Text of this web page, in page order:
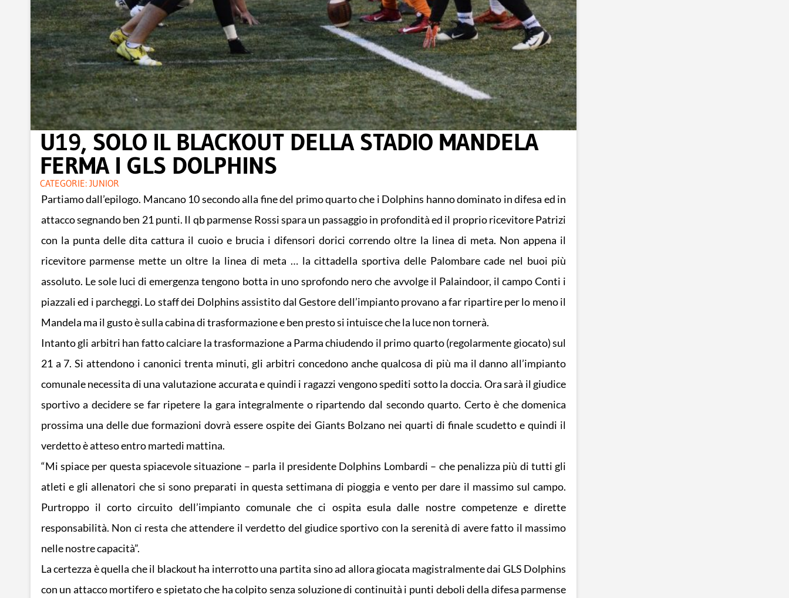
U19, SOLO IL BLACKOUT DELLA STADIO MANDELA
FERMA I GLS DOLPHINS
CATEGORIE: JUNIOR
Partiamo dall’epilogo. Mancano 10 secondo alla fine del primo quarto che i Dolphins hanno dominato in difesa ed in
attacco segnando ben 21 punti. Il qb parmense Rossi spara un passaggio in profondità ed il proprio ricevitore Patrizi
con la punta delle dita cattura il cuoio e brucia i difensori dorici correndo oltre la linea di meta. Non appena il
ricevitore parmense mette un oltre la linea di meta … la cittadella sportiva delle Palombare cade nel buoi più
assoluto. Le sole luci di emergenza tengono botta in uno sprofondo nero che avvolge il Palaindoor, il campo Conti i
piazzali ed i parcheggi. Lo staff dei Dolphins assistito dal Gestore dell’impianto provano a far ripartire per lo meno il
Mandela ma il gusto è sulla cabina di trasformazione e ben presto si intuisce che la luce non tornerà.
Intanto gli arbitri han fatto calciare la trasformazione a Parma chiudendo il primo quarto (regolarmente giocato) sul
21 a 7. Si attendono i canonici trenta minuti, gli arbitri concedono anche qualcosa di più ma il danno all’impianto
comunale necessita di una valutazione accurata e quindi i ragazzi vengono spediti sotto la doccia. Ora sarà il giudice
sportivo a decidere se far ripetere la gara integralmente o ripartendo dal secondo quarto. Certo è che domenica
prossima una delle due formazioni dovrà essere ospite dei Giants Bolzano nei quarti di finale scudetto e quindi il
verdetto è atteso entro martedi mattina.
“Mi spiace per questa spiacevole situazione – parla il presidente Dolphins Lombardi – che penalizza più di tutti gli
atleti e gli allenatori che si sono preparati in questa settimana di pioggia e vento per dare il massimo sul campo.
Purtroppo il corto circuito dell’impianto comunale che ci ospita esula dalle nostre competenze e dirette
responsabilità. Non ci resta che attendere il verdetto del giudice sportivo con la serenità di avere fatto il massimo
nelle nostre capacità”.
La certezza è quella che il blackout ha interrotto una partita sino ad allora giocata magistralmente dai GLS Dolphins
con un attacco mortifero e spietato che ha colpito senza soluzione di continuità i punti deboli della difesa parmense